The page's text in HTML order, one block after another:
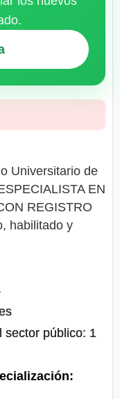
Universitario de
EN
REGISTRO
habilitado y
sector público: 1